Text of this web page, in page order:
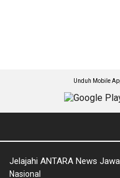
Unduh Mobile
Jelajahi ANTARA News
Nasional